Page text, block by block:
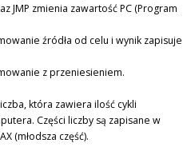
JMP zmienia zawartość PC (Program
źródła od celu i wynik zapisuje
z przeniesieniem.
która zawiera ilość cykli
Części liczby są zapisane w
(młodsza część).